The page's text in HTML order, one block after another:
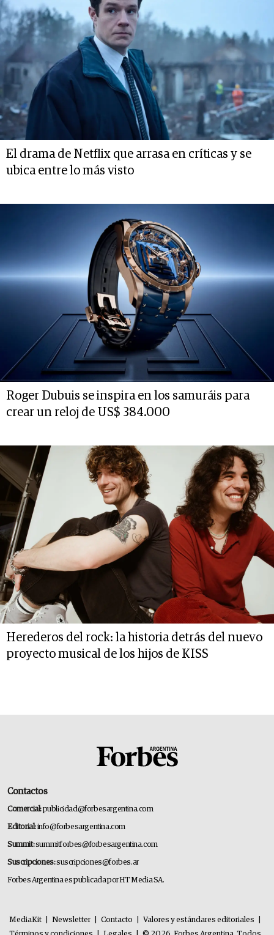
El drama de Netflix que arrasa en críticas y se
ubica entre lo más visto
Roger Dubuis se inspira en los samuráis para
crear un reloj de US$ 384.000
Herederos del rock: la historia detrás del nuevo
proyecto musical de los hijos de KISS
Contactos
Comercial:publicidad@forbesargentina.com
Editorial:info@forbesargentina.com
Summit:summitforbes@forbesargentina.com
Suscripciones:suscripciones@forbes.ar
Forbes Argentina es publicada por HT Media SA.
MediaKit Newsletter Contacto Valores y estándares editoriales